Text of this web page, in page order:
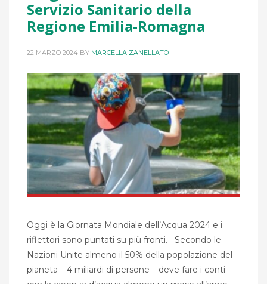
Servizio Sanitario della
Regione Emilia-Romagna
22 MARZO 2024 BY MARCELLA ZANELLATO
Oggi è la Giornata Mondiale dell’Acqua 2024 e i
riflettori sono puntati su più fronti. Secondo le
Nazioni Unite almeno il 50% della popolazione del
pianeta – 4 miliardi di persone – deve fare i conti